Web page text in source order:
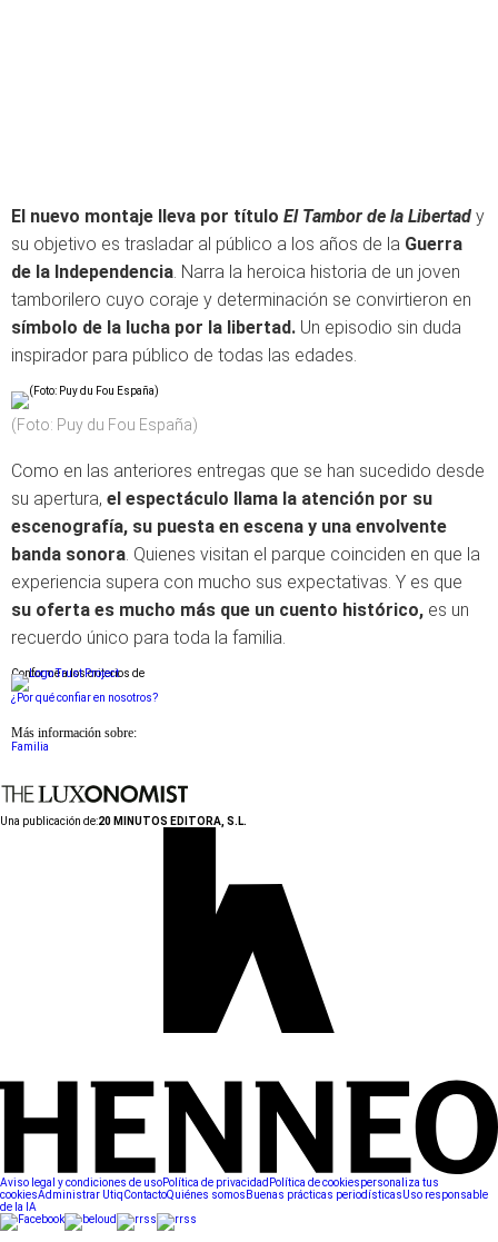
El nuevo montaje lleva por título El Tambor de la Libertad y
su objetivo es trasladar al público a los años de la Guerra
de la Independencia. Narra la heroica historia de un joven
tamborilero cuyo coraje y determinación se convirtieron en
símbolo de la lucha por la libertad. Un episodio sin duda
inspirador para público de todas las edades.
(Foto: Puy du Fou España)
Como en las anteriores entregas que se han sucedido desde
su apertura, el espectáculo llama la atención por su
escenografía, su puesta en escena y una envolvente
banda sonora. Quienes visitan el parque coinciden en que la
experiencia supera con mucho sus expectativas. Y es que
su oferta es mucho más que un cuento histórico, es un
recuerdo único para toda la familia.
Conforme a los criterios de
¿Por qué confiar en nosotros?
Más información sobre:
Familia
Una publicación de:20 MINUTOS EDITORA, S.L.
Aviso legal y condiciones de usoPolítica de privacidad Política de cookiespersonaliza tus
cookiesAdministrar UtiqContactoQuiénes somos Buenas prácticas periodísticasUso responsable
de la IA